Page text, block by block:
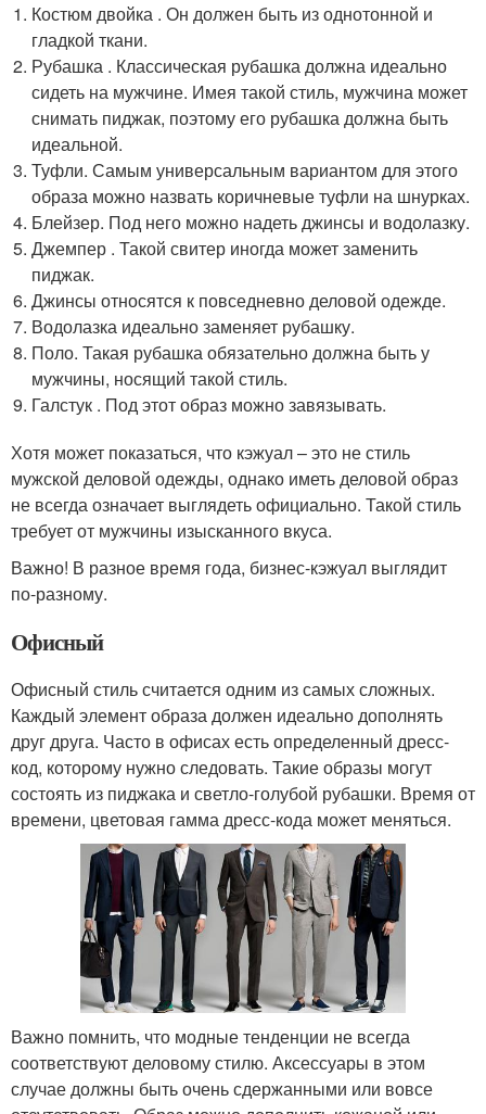
Костюм двойка . Он должен быть из однотонной и
гладкой ткани.
Рубашка . Классическая рубашка должна идеально
сидеть на мужчине. Имея такой стиль, мужчина может
снимать пиджак, поэтому его рубашка должна быть
идеальной.
Туфли. Самым универсальным вариантом для этого
образа можно назвать коричневые туфли на шнурках.
Блейзер. Под него можно надеть джинсы и водолазку.
Джемпер . Такой свитер иногда может заменить
пиджак.
Джинсы относятся к повседневно деловой одежде.
Водолазка идеально заменяет рубашку.
Поло. Такая рубашка обязательно должна быть у
мужчины, носящий такой стиль.
Галстук . Под этот образ можно завязывать.
Хотя может показаться, что кэжуал – это не стиль
мужской деловой одежды, однако иметь деловой образ
не всегда означает выглядеть официально. Такой стиль
требует от мужчины изысканного вкуса.
Важно! В разное время года, бизнес-кэжуал выглядит
по-разному.
Офисный
Офисный стиль считается одним из самых сложных.
Каждый элемент образа должен идеально дополнять
друг друга. Часто в офисах есть определенный дресс-
код, которому нужно следовать. Такие образы могут
состоять из пиджака и светло-голубой рубашки. Время от
времени, цветовая гамма дресс-кода может меняться.
Важно помнить, что модные тенденции не всегда
соответствуют деловому стилю. Аксессуары в этом
случае должны быть очень сдержанными или вовсе